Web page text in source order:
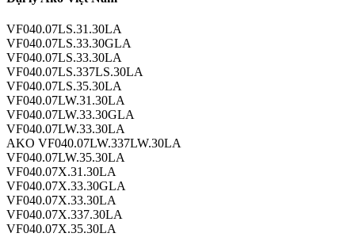
VF040.07LS.31.30LA
VF040.07LS.33.30GLA
VF040.07LS.33.30LA
VF040.07LS.337LS.30LA
VF040.07LS.35.30LA
VF040.07LW.31.30LA
VF040.07LW.33.30GLA
VF040.07LW.33.30LA
AKO VF040.07LW.337LW.30LA
VF040.07LW.35.30LA
VF040.07X.31.30LA
VF040.07X.33.30GLA
VF040.07X.33.30LA
VF040.07X.337.30LA
VF040.07X.35.30LA